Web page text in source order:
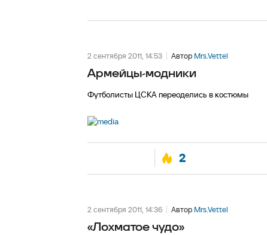
2 сентября 2011, 14:53 Автор Mrs.Vettel
Армейцы-модники
Футболисты ЦСКА переоделись в костюмы
2
2 сентября 2011, 14:36 Автор Mrs.Vettel
«Лохматое чудо»